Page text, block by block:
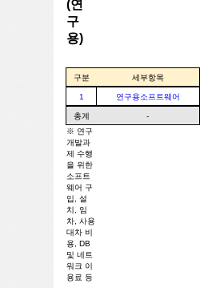
(연
구
용)
구분 세부항목
1 연구용소프트웨어
총계 -
※ 연구
개발과
제 수행
을 위한
소프트
웨어 구
입, 설
치, 임
차, 사용
대차 비
용, DB
및 네트
워크 이
용료 등